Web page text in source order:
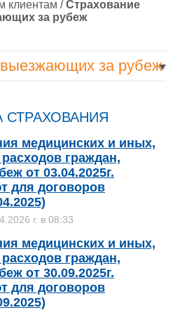
клиентам /Страхование
за рубеж
за рубеж
СТРАХОВАНИЯ
медицинских и иных,
граждан,
от 03.04.2025г.
для договоров
г. в 08:33
медицинских и иных,
граждан,
от 30.09.2025г.
для договоров